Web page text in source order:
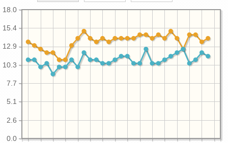
0.0
2.6
5.1
7.7
10.3
12.9
15.4
18.0